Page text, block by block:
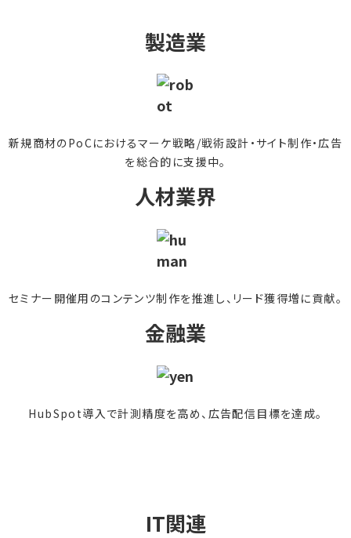
製造業
新規商材のPoCにおけるマーケ戦略/戦術設計・サイト制作・広告
を総合的に支援中。
人材業界
セミナー開催用のコンテンツ制作を推進し、リード獲得増に貢献。
金融業
HubSpot導入で計測精度を高め、広告配信目標を達成。
IT関連